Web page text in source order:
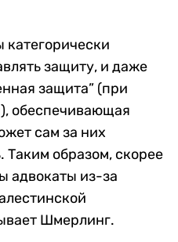
категорически
защиту, и даже
защита” (при
обеспечивающая
сам за них
Таким образом, скорее
адвокаты из-за
Шмерлинг.